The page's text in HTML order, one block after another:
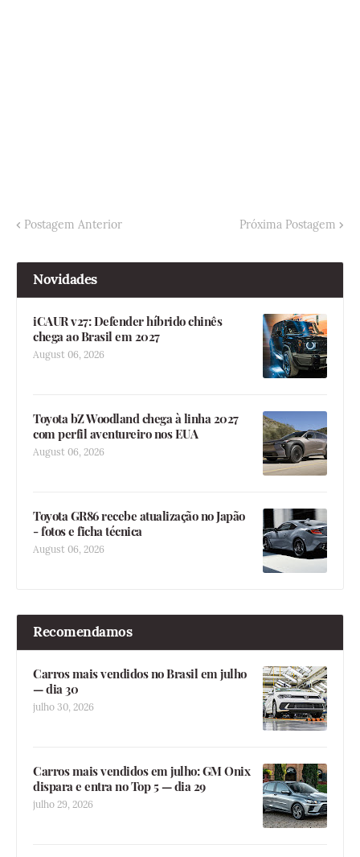
Postagem Anterior Próxima Postagem
Novidades
iCAUR v27: Defender híbrido chinês
chega ao Brasil em 2027
August 06, 2026
Toyota bZ Woodland chega à linha 2027
com perfil aventureiro nos EUA
August 06, 2026
Toyota GR86 recebe atualização no Japão
- fotos e ficha técnica
August 06, 2026
Recomendamos
Carros mais vendidos no Brasil em julho
— dia 30
julho 30, 2026
Carros mais vendidos em julho: GM Onix
dispara e entra no Top 5 — dia 29
julho 29, 2026